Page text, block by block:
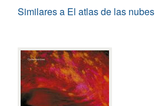
Similares a El atlas de las nubes